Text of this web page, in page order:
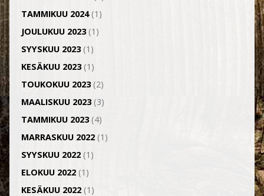
TAMMIKUU 2024(1)
JOULUKUU 2023(1)
SYYSKUU 2023(1)
KESÄKUU 2023(1)
TOUKOKUU 2023(2)
MAALISKUU 2023(3)
TAMMIKUU 2023(4)
MARRASKUU 2022(1)
SYYSKUU 2022(1)
ELOKUU 2022(1)
KESÄKUU 2022(1)